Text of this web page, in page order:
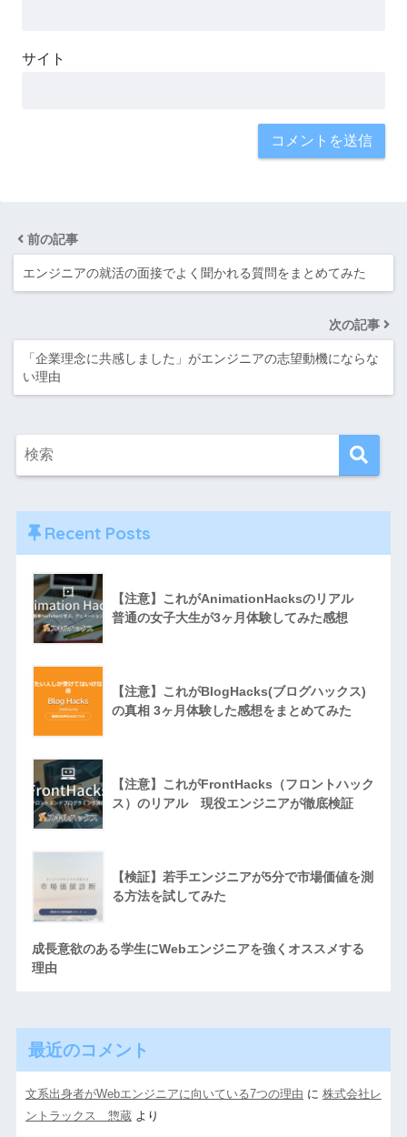
サイト
前の記事
エンジニアの就活の面接でよく聞かれる質問をまとめてみた
次の記事
「企業理念に共感しました」がエンジニアの志望動機にならな
い理由
Recent Posts
【注意】これがAnimationHacksのリアル
普通の女子大生が3ヶ月体験してみた感想
【注意】これがBlogHacks(ブログハックス)
の真相 3ヶ月体験した感想をまとめてみた
【注意】これがFrontHacks（フロントハック
ス）のリアル 現役エンジニアが徹底検証
【検証】若手エンジニアが5分で市場価値を測
る方法を試してみた
成長意欲のある学生にWebエンジニアを強くオススメする
理由
最近のコメント
文系出身者がWebエンジニアに向いている7つの理由 に 株式会社レ
ントラックス 惣蔵より